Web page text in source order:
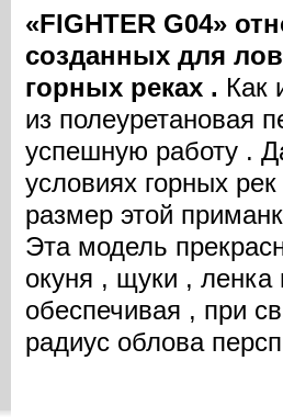
«FIGHTER G04»
созданных для
горных реках . Как
из полеуретановая
успешную работу .
условиях горных
размер этой
Эта модель
окуня , щуки ,
обеспечивая , при
радиус облова